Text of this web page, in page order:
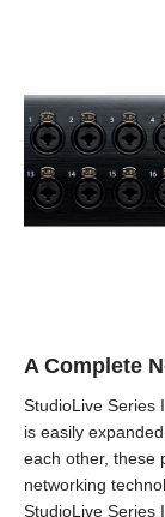
A Complete
StudioLive Series
is easily
each other, these
networking
StudioLive Series